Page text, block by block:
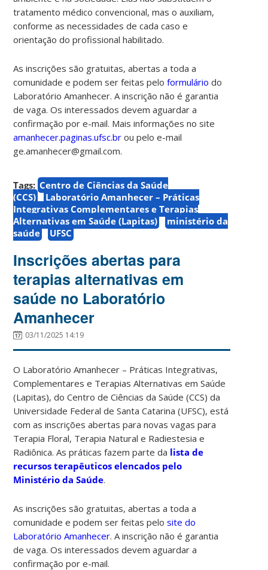
tratamento médico convencional, mas o auxiliam,
conforme as necessidades de cada caso e
orientação do profissional habilitado.
As inscrições são gratuitas, abertas a toda a
comunidade e podem ser feitas peloformuláriodo
Laboratório Amanhecer. A inscrição não é garantia
de vaga. Os interessados devem aguardar a
confirmação por e-mail. Mais informações no site
amanhecer.paginas.ufsc.br ou pelo e-mail
ge.amanhecer@gmail.com.
Tags: Centro de Ciências da Saúde
(CCS)
Laboratório Amanhecer – Práticas
Integrativas Complementares e Terapias
Alternativas em Saúde (Lapitas)
ministério da
saúde
UFSC
Inscrições abertas para
terapias alternativas em
saúde no Laboratório
Amanhecer
03/11/2025 14:19
O LaboratórioAmanhecer – Práticas Integrativas,
Complementares e Terapias Alternativas em Saúde
(Lapitas), do Centro de Ciências da Saúde (CCS) da
Universidade Federal de Santa Catarina (UFSC), está
com as inscrições abertas para novas vagas para
Terapia Floral, Terapia Natural e Radiestesia e
Radiônica. As práticas fazem parte da lista de
recursos terapêuticos elencados pelo
Ministério da Saúde.
As inscrições são gratuitas, abertas a toda a
comunidade e podem ser feitas pelosite do
Laboratório Amanhecer. A inscrição não é garantia
de vaga. Os interessados devem aguardar a
confirmação por e-mail.